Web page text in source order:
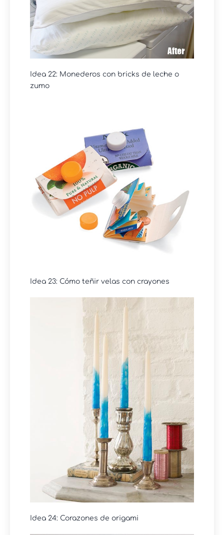
Idea 22: Monederos con bricks de leche o
zumo
Idea 23: Cómo teñir velas con crayones
Idea 24: Corazones de origami